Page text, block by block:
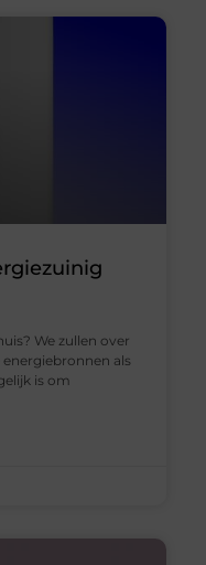
We zullen over
als
is om